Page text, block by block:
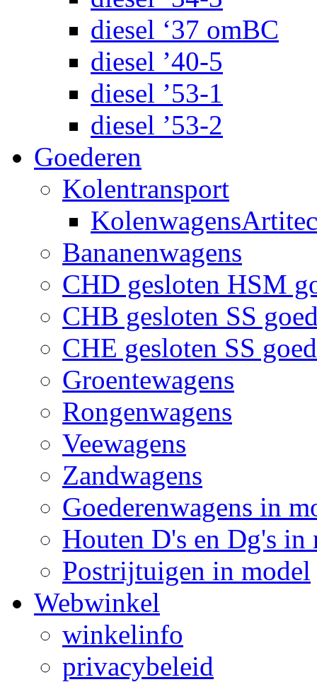
diesel ‘37 omBC
diesel ’40-5
diesel ’53-1
diesel ’53-2
Goederen
Kolentransport
KolenwagensArtitec
Bananenwagens
CHD gesloten HSM
CHB gesloten SS
CHE gesloten SS
Groentewagens
Rongenwagens
Veewagens
Zandwagens
Goederenwagens in
Houten D's en Dg's in
Postrijtuigen in model
Webwinkel
winkelinfo
privacybeleid